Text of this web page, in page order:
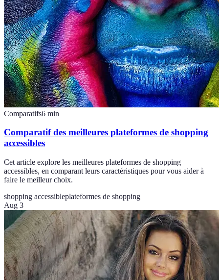
Comparatifs6 min
Comparatif des meilleures plateformes de shopping
accessibles
Cet article explore les meilleures plateformes de shopping
accessibles, en comparant leurs caractéristiques pour vous aider à
faire le meilleur choix.
shopping accessibleplateformes de shopping
Aug 3